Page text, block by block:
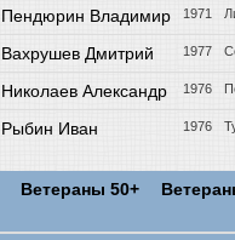
Пендюрин Владимир 1971
Вахрушев Дмитрий 1977
Николаев Александр 1976
Рыбин Иван 1976
Ветераны 50+